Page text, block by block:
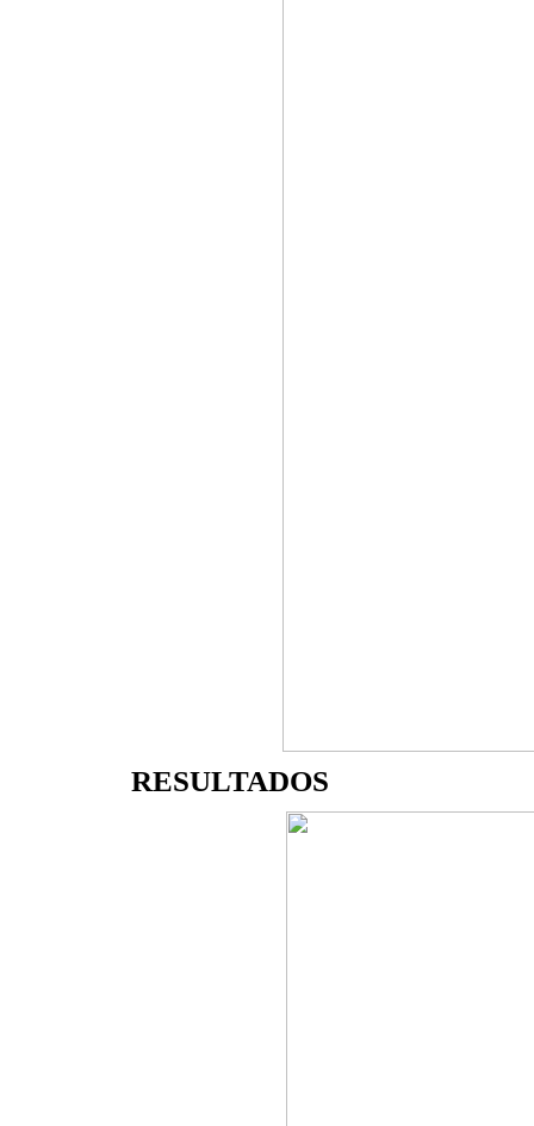
RESULTADOS